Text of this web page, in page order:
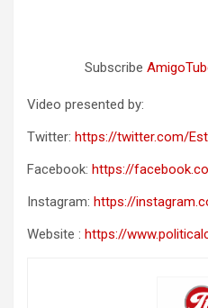
Subscribe
Video presented by:
Twitter: https://twitter.com/
Facebook: https://
Instagram: https://
Website : https://